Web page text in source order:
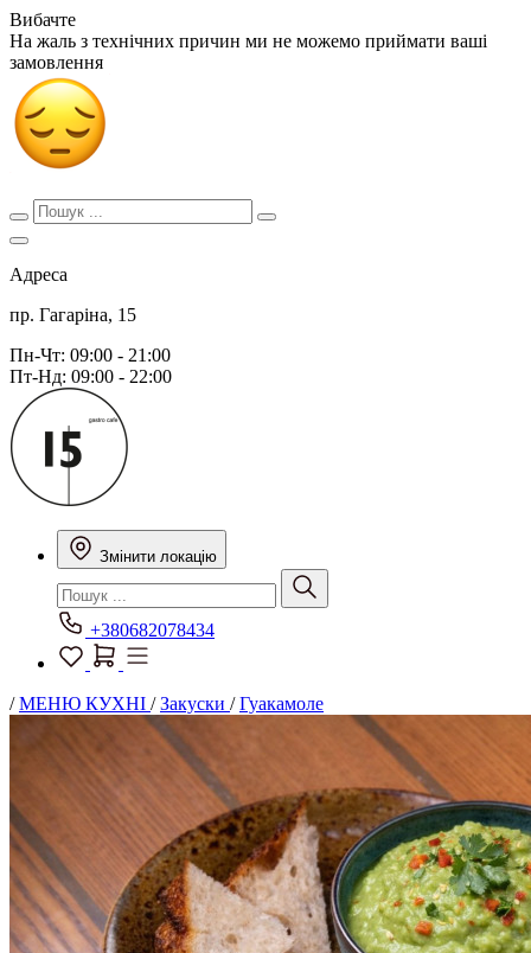
Вибачте
На жаль з технічних причин ми не можемо приймати ваші
замовлення
Адреса
пр. Гагаріна, 15
Пн-Чт: 09:00 - 21:00
Пт-Нд: 09:00 - 22:00
Змінити локацію
+380682078434
/МЕНЮ КУХНІ /Закуски /Гуакамоле